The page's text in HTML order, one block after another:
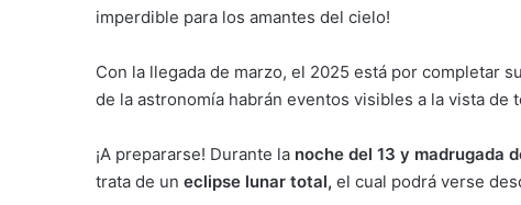
imperdible para los amantes del cielo!
Con la llegada de marzo, el 2025 está por completar
de la astronomía habrán eventos visibles a la vista de
¡A prepararse! Durante la noche del 13 y madrugada
trata de un eclipse lunar total, el cual podrá verse